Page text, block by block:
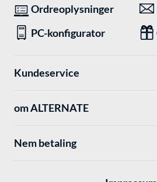
Ordreoplysninger
PC-konfigurator
Kundeservice
om ALTERNATE
Nem betaling